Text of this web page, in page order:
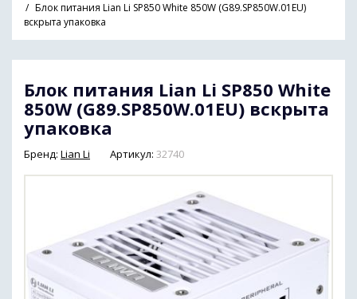
Блок питания Lian Li SP850 White 850W (G89.SP850W.01EU)
вскрыта упаковка
Блок питания Lian Li SP850 White
850W (G89.SP850W.01EU) вскрыта
упаковка
Бренд: Lian Li Артикул: 32740